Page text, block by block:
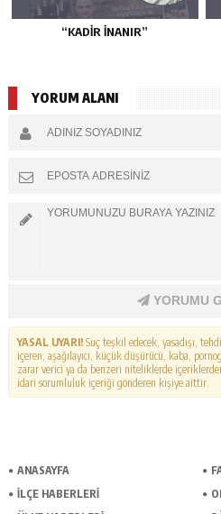
“KADIR İNANIR”
YORUM ALANI
YORUMU
YASAL UYARI!Suç teşkil edecek, yasadışı,
içeren, aşağılayıcı, küçük düşürücü, kaba,
zarar verici ya da benzeri niteliklerde
idari sorumluluk içeriği gönderen kişiye aittir.
ANASAYFA
İLÇE HABERLERI